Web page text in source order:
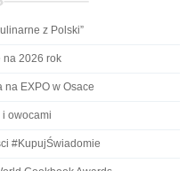
z Polski”
na 2026 rok
na EXPO w Osace
owocami
#KupujŚwiadomie